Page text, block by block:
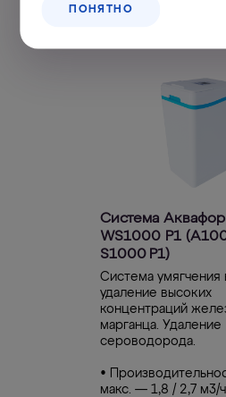
Система Аквафор
WS1000 P1
S1000 P1)
Система умягчения
удаление высоких
концентраций
марганца. Удаление
сероводорода.
•
макс. — 1,8 / 2,7 м3/ч
ПОНЯТНО